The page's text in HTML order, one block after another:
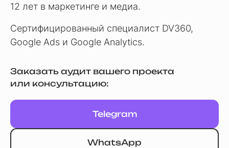
12 лет в маркетинге и медиа.
Сертифицированный специалист DV360,
Google Ads и Google Analytics.
Заказать аудит вашего проекта
или консультацию:
Telegram
WhatsApp